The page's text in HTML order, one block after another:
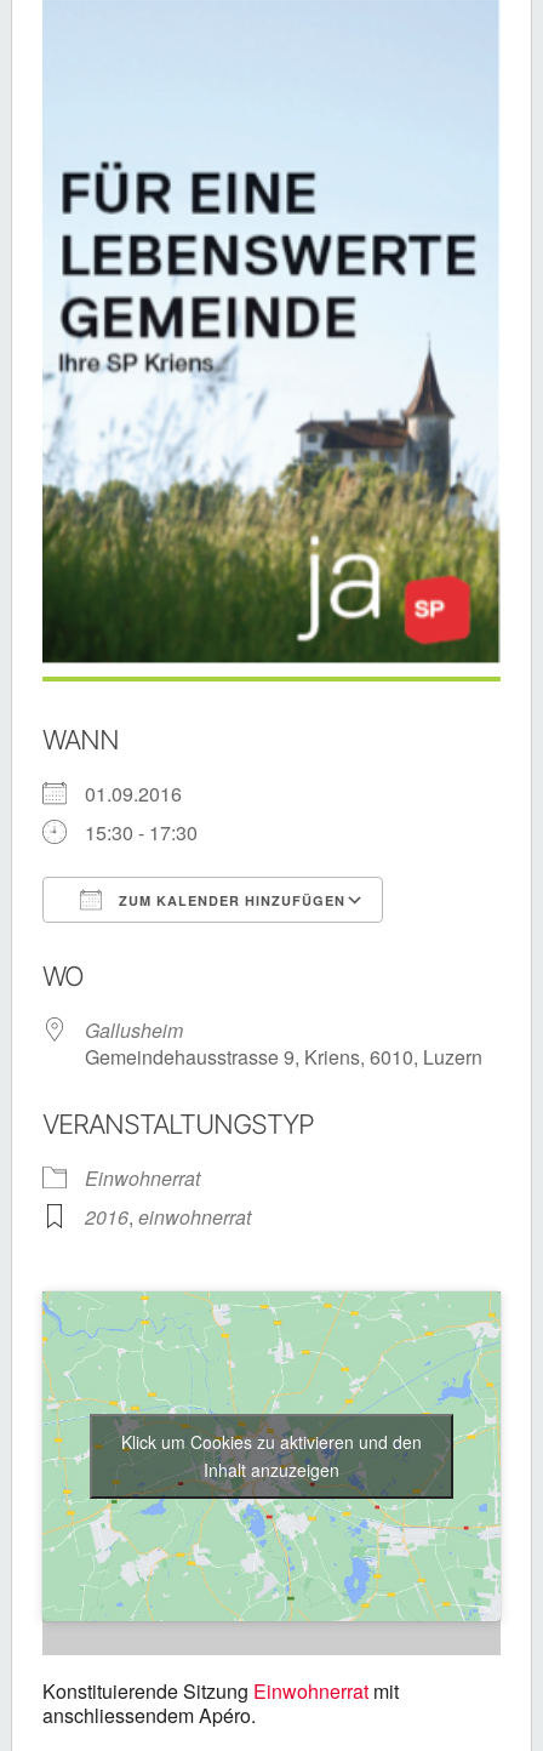
WANN
01.09.2016
15:30 - 17:30
ZUM KALENDER HINZUFÜGEN
WO
Gallusheim
Gemeindehausstrasse 9, Kriens, 6010, Luzern
VERANSTALTUNGSTYP
Einwohnerrat
2016, einwohnerrat
Klick um Cookies zu aktivieren und den
Inhalt anzuzeigen
Konstituierende Sitzung Einwohnerratmit
anschliessendem Apéro.